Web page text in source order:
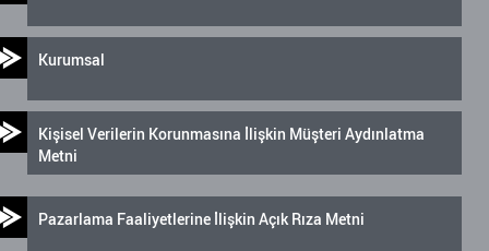
Kurumsal
Kişisel Verilerin Korunmasına İlişkin Müşteri Aydınlatma
Metni
Pazarlama Faaliyetlerine İlişkin Açık Rıza Metni